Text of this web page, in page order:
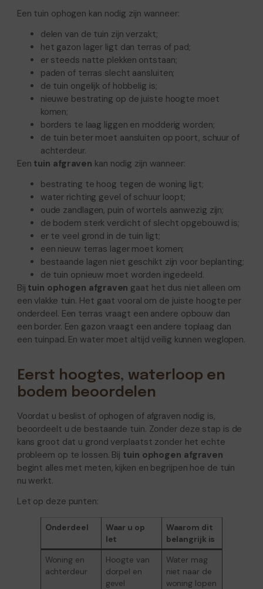
Een tuin ophogen kan nodig zijn wanneer:
delen van de tuin zijn verzakt;
het gazon lager ligt dan terras of pad;
er steeds natte plekken ontstaan;
paden of terras slecht aansluiten;
de tuin ongelijk of hobbelig is;
nieuwe bestrating op de juiste hoogte moet
komen;
borders te laag liggen en modderig worden;
de tuin beter moet aansluiten op poort, schuur of
achterdeur.
Een tuin afgraven kan nodig zijn wanneer:
bestrating te hoog tegen de woning ligt;
water richting gevel of schuur loopt;
oude zandlagen, puin of wortels aanwezig zijn;
de bodem sterk verdicht of slecht opgebouwd is;
er te veel grond in de tuin ligt;
een nieuw terras lager moet komen;
bestaande lagen niet geschikt zijn voor beplanting;
de tuin opnieuw moet worden ingedeeld.
Bij tuin ophogen afgraven gaat het dus niet alleen om
een vlakke tuin. Het gaat vooral om de juiste hoogte per
onderdeel. Een terras vraagt een andere opbouw dan
een border. Een gazon vraagt een andere toplaag dan
een tuinpad. En water moet altijd veilig kunnen weglopen.
Eerst hoogtes, waterloop en
bodem beoordelen
Voordat u beslist of ophogen of afgraven nodig is,
beoordeelt u de bestaande tuin. Zonder deze stap is de
kans groot dat u grond verplaatst zonder het echte
probleem op te lossen. Bij tuin ophogen afgraven
begint alles met meten, kijken en begrijpen hoe de tuin
nu werkt.
Let op deze punten:
Onderdeel
Waar u op
let
Waarom dit
belangrijk is
Woning en
achterdeur
Hoogte van
dorpel en
gevel
Water mag
niet naar de
woning lopen